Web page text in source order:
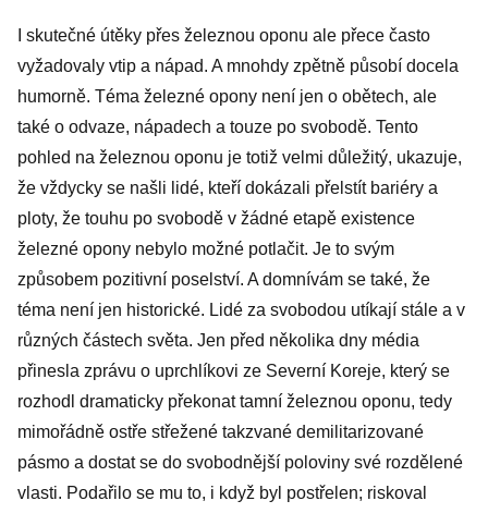
I skutečné útěky přes železnou oponu ale přece často
vyžadovaly vtip a nápad. A mnohdy zpětně působí docela
humorně. Téma železné opony není jen o obětech, ale
také o odvaze, nápadech a touze po svobodě. Tento
pohled na železnou oponu je totiž velmi důležitý, ukazuje,
že vždycky se našli lidé, kteří dokázali přelstít bariéry a
ploty, že touhu po svobodě v žádné etapě existence
železné opony nebylo možné potlačit. Je to svým
způsobem pozitivní poselství. A domnívám se také, že
téma není jen historické. Lidé za svobodou utíkají stále a v
různých částech světa. Jen před několika dny média
přinesla zprávu o uprchlíkovi ze Severní Koreje, který se
rozhodl dramaticky překonat tamní železnou oponu, tedy
mimořádně ostře střežené takzvané demilitarizované
pásmo a dostat se do svobodnější poloviny své rozdělené
vlasti. Podařilo se mu to, i když byl postřelen; riskoval